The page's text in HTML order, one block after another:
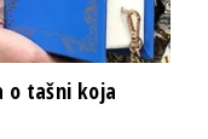
o tašni koja